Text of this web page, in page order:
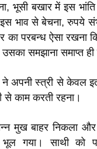
भूसी बखार में इस
भाव से बेचना, रुपये
का परबन्ध ऐसा रखना
समझाना समाप्त ही
अपनी स्त्री से केवल
से काम करती रहना।
मुख बाहर निकला और
गया। साथी को